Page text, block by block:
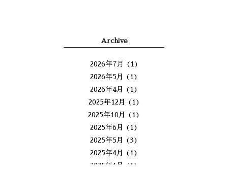
Archive
2026年7月
(1)
2026年5月
(1)
2026年4月
(1)
2025年12月
(1)
2025年10月
(1)
2025年6月
(1)
2025年5月
(3)
2025年4月
(1)
2025年1月
(1)